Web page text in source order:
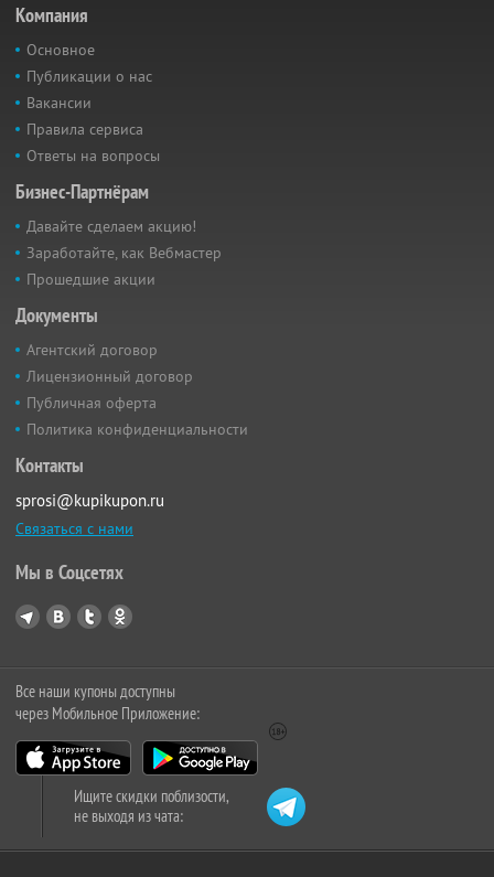
Компания
Основное
Публикации о нас
Вакансии
Правила сервиса
Ответы на вопросы
Бизнес-Партнёрам
Давайте сделаем акцию!
Заработайте, как Вебмастер
Прошедшие акции
Документы
Агентский договор
Лицензионный договор
Публичная оферта
Политика конфиденциальности
Контакты
sprosi@kupikupon.ru
Связаться с нами
Мы в Соцсетях
Все наши купоны доступны
через Мобильное Приложение:
Ищите скидки поблизости,
не выходя из чата: